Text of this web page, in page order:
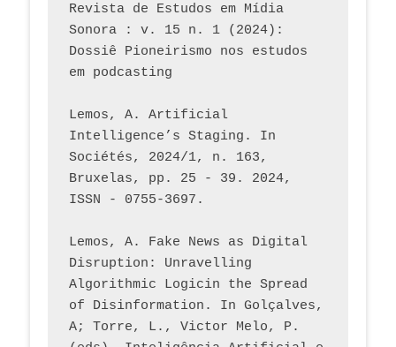
Revista de Estudos em Mídia
Sonora : v. 15 n. 1 (2024):
Dossiê Pioneirismo nos estudos
em podcasting
Lemos, A. Artificial
Intelligence’s Staging. In
Sociétés, 2024/1, n. 163,
Bruxelas, pp. 25 - 39. 2024,
ISSN - 0755-3697.
Lemos, A. Fake News as Digital
Disruption: Unravelling
Algorithmic Logicin the Spread
of Disinformation. In Golçalves,
A; Torre, L., Victor Melo, P.